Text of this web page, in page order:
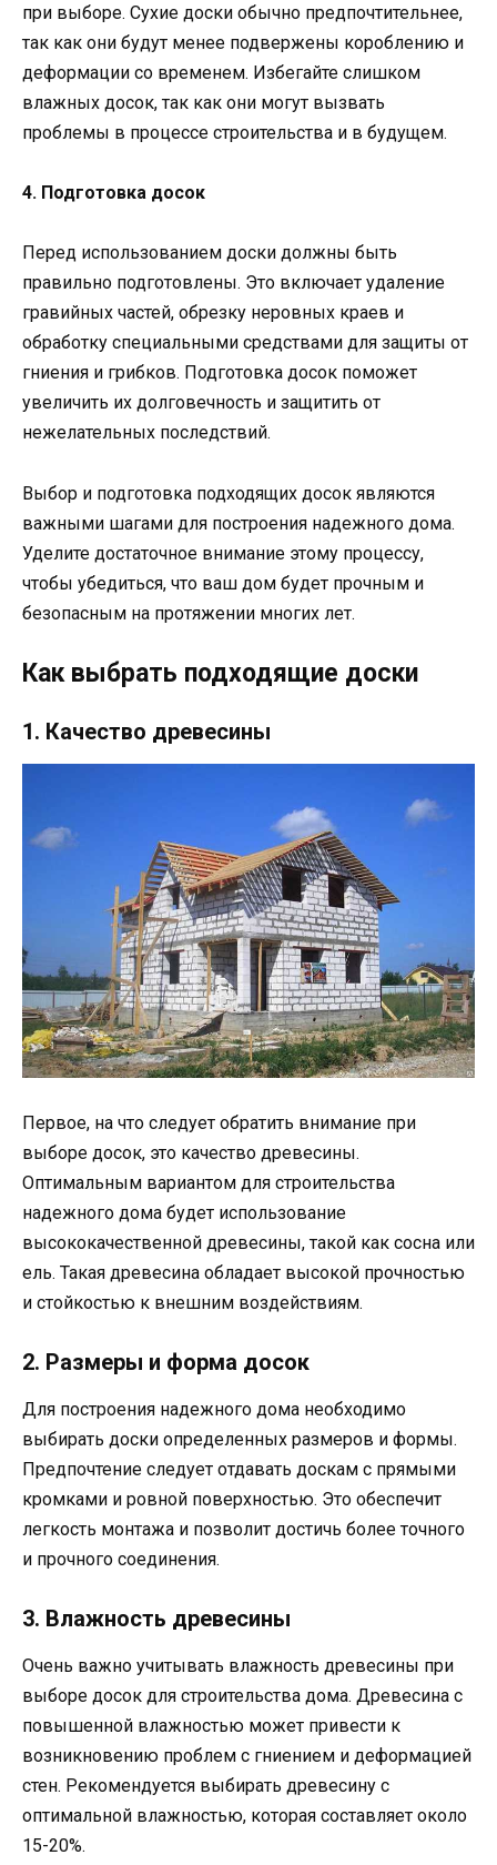
при выборе. Сухие доски обычно предпочтительнее,
так как они будут менее подвержены короблению и
деформации со временем. Избегайте слишком
влажных досок, так как они могут вызвать
проблемы в процессе строительства и в будущем.
4. Подготовка досок
Перед использованием доски должны быть
правильно подготовлены. Это включает удаление
гравийных частей, обрезку неровных краев и
обработку специальными средствами для защиты от
гниения и грибков. Подготовка досок поможет
увеличить их долговечность и защитить от
нежелательных последствий.
Выбор и подготовка подходящих досок являются
важными шагами для построения надежного дома.
Уделите достаточное внимание этому процессу,
чтобы убедиться, что ваш дом будет прочным и
безопасным на протяжении многих лет.
Как выбрать подходящие доски
1. Качество древесины
Первое, на что следует обратить внимание при
выборе досок, это качество древесины.
Оптимальным вариантом для строительства
надежного дома будет использование
высококачественной древесины, такой как сосна или
ель. Такая древесина обладает высокой прочностью
и стойкостью к внешним воздействиям.
2. Размеры и форма досок
Для построения надежного дома необходимо
выбирать доски определенных размеров и формы.
Предпочтение следует отдавать доскам с прямыми
кромками и ровной поверхностью. Это обеспечит
легкость монтажа и позволит достичь более точного
и прочного соединения.
3. Влажность древесины
Очень важно учитывать влажность древесины при
выборе досок для строительства дома. Древесина с
повышенной влажностью может привести к
возникновению проблем с гниением и деформацией
стен. Рекомендуется выбирать древесину с
оптимальной влажностью, которая составляет около
15-20%.